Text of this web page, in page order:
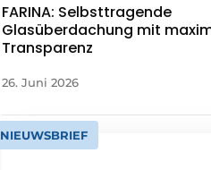
FARINA: Selbsttragende
Glasüberdachung mit
Transparenz
26. Juni 2026
NIEUWSBRIEF